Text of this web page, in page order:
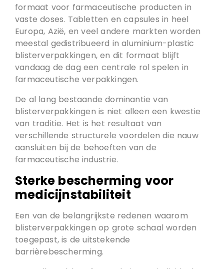
formaat voor farmaceutische producten in
vaste doses. Tabletten en capsules in heel
Europa, Azië, en veel andere markten worden
meestal gedistribueerd in aluminium-plastic
blisterverpakkingen, en dit formaat blijft
vandaag de dag een centrale rol spelen in
farmaceutische verpakkingen.
De al lang bestaande dominantie van
blisterverpakkingen is niet alleen een kwestie
van traditie. Het is het resultaat van
verschillende structurele voordelen die nauw
aansluiten bij de behoeften van de
farmaceutische industrie.
Sterke bescherming voor
medicijnstabiliteit
Een van de belangrijkste redenen waarom
blisterverpakkingen op grote schaal worden
toegepast, is de uitstekende
barrièrebescherming.